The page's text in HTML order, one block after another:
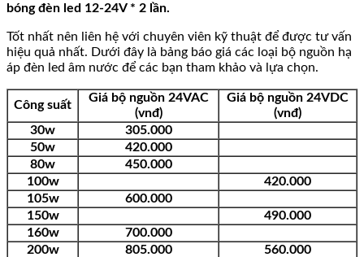
bóng đèn led 12-24V * 2 lần.
Tốt nhất nên liên hệ với chuyên viên kỹ thuật để được tư vấn
hiệu quả nhất. Dưới đây là bảng báo giá các loại bộ nguồn hạ
áp đèn led âm nước để các bạn tham khảo và lựa chọn.
Công suất
Giá bộ nguồn 24VAC
(vnđ)
Giá bộ nguồn 24VDC
(vnđ)
30w
305.000
50w
420.000
80w
450.000
100w
420.000
105w
600.000
150w
490.000
160w
700.000
200w
805.000
560.000